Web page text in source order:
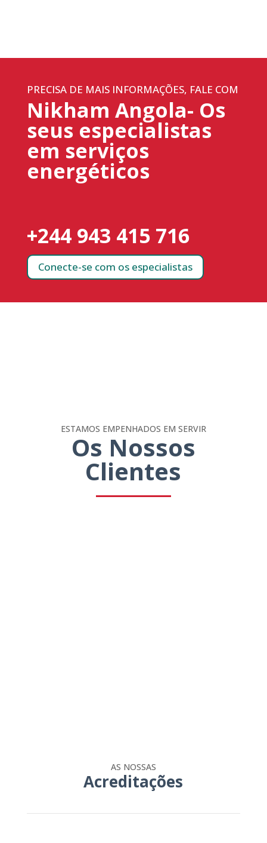
PRECISA DE MAIS INFORMAÇÕES, FALE COM
Nikham Angola- Os
seus especialistas
em serviços
energéticos
+244 943 415 716
Conecte-se com os especialistas
ESTAMOS EMPENHADOS EM SERVIR
Os Nossos
Clientes
AS NOSSAS
Acreditações